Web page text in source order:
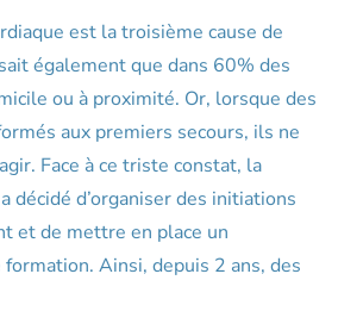
est la troisième cause de
également que dans 60% des
ou à proximité. Or, lorsque des
aux premiers secours, ils ne
Face à ce triste constat, la
décidé d’organiser des initiations
et de mettre en place un
Ainsi, depuis 2 ans, des